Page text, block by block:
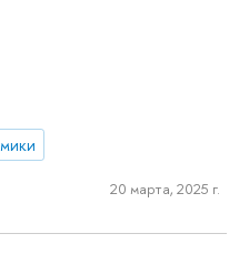
20 марта, 2025 г.